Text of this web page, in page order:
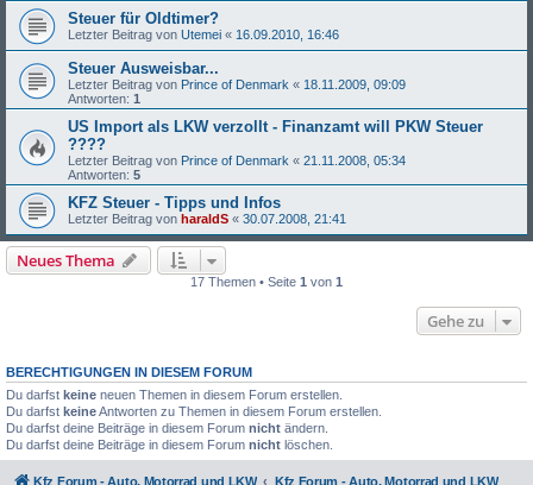
Steuer für Oldtimer?
Letzter Beitrag von Utemei « 16.09.2010, 16:46
Steuer Ausweisbar...
Letzter Beitrag von Prince of Denmark « 18.11.2009, 09:09
Antworten: 1
US Import als LKW verzollt - Finanzamt will PKW Steuer
????
Letzter Beitrag von Prince of Denmark « 21.11.2008, 05:34
Antworten: 5
KFZ Steuer - Tipps und Infos
Letzter Beitrag von haraldS « 30.07.2008, 21:41
Neues Thema
17 Themen • Seite 1 von 1
Gehe zu
BERECHTIGUNGEN IN DIESEM FORUM
Du darfst keine neuen Themen in diesem Forum erstellen.
Du darfst keineAntworten zu Themen in diesem Forum erstellen.
Du darfst deine Beiträge in diesem Forum nicht ändern.
Du darfst deine Beiträge in diesem Forum nicht löschen.
Kfz Forum - Auto, Motorrad und LKW Kfz Forum - Auto, Motorrad und LKW